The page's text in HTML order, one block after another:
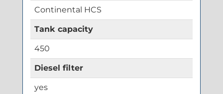
Continental HCS
Tank capacity
450
Diesel filter
yes